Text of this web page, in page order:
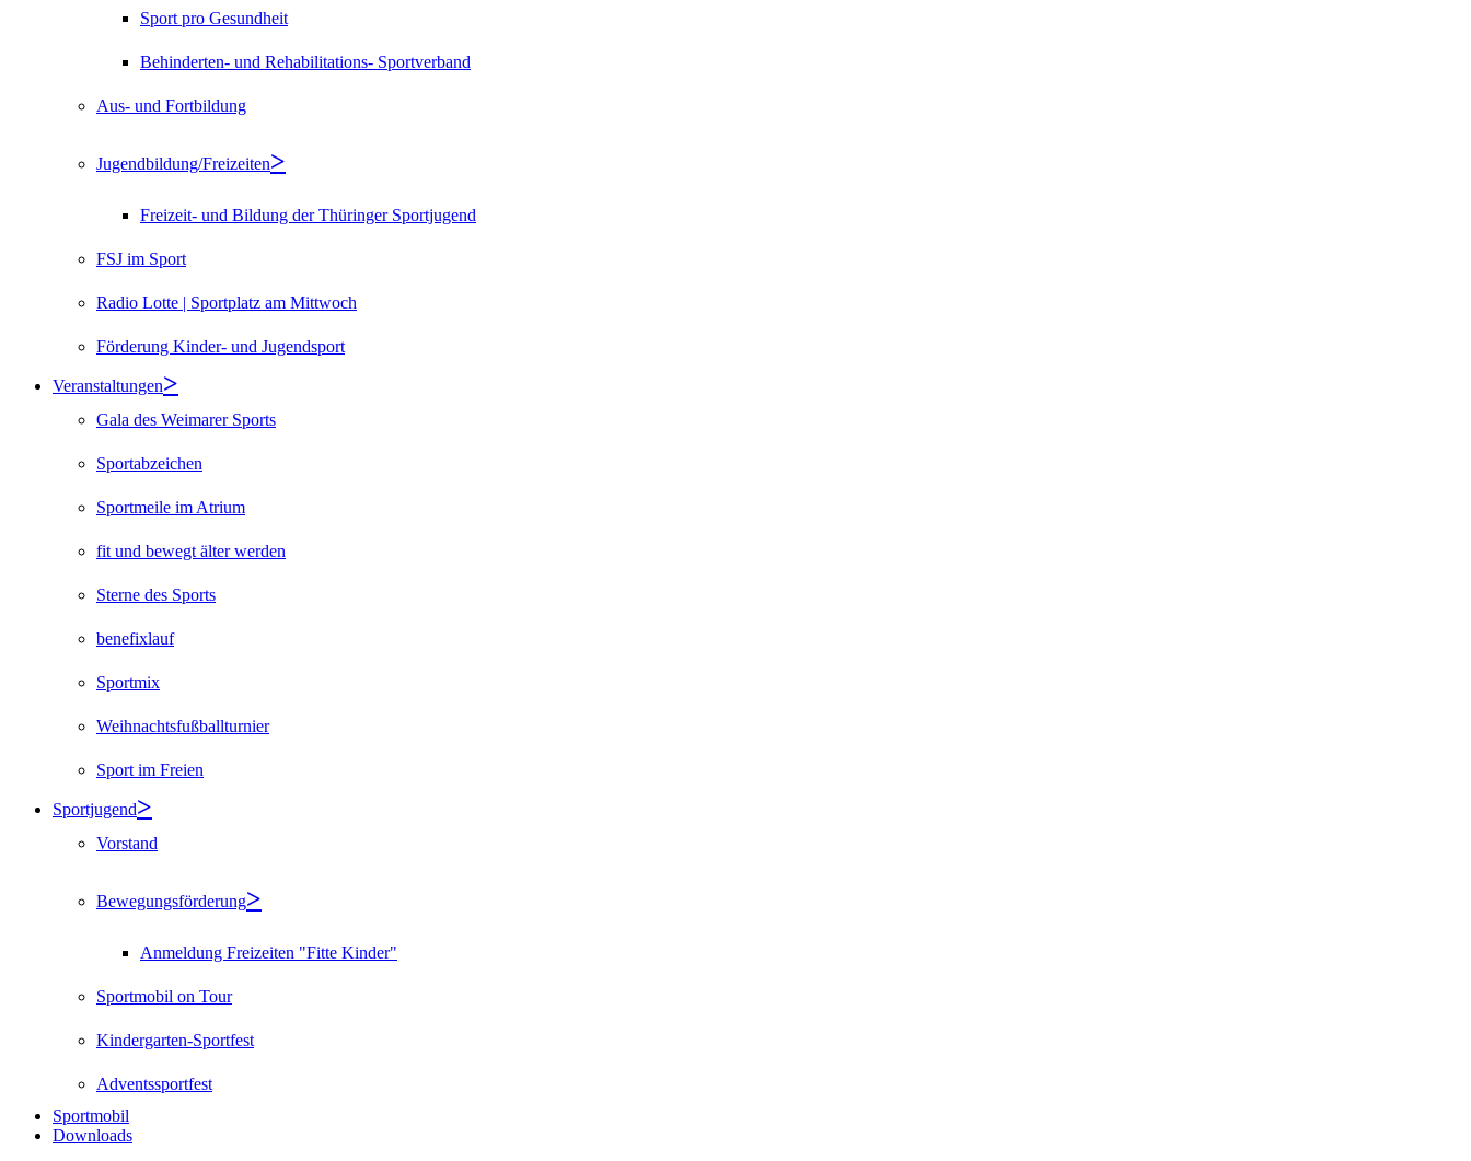
Sport pro Gesundheit
Behinderten- und Rehabilitations- Sportverband
Aus- und Fortbildung
Jugendbildung/Freizeiten
Freizeit- und Bildung der Thüringer Sportjugend
FSJ im Sport
Radio Lotte | Sportplatz am Mittwoch
Förderung Kinder- und Jugendsport
Veranstaltungen
Gala des Weimarer Sports
Sportabzeichen
Sportmeile im Atrium
fit und bewegt älter werden
Sterne des Sports
benefixlauf
Sportmix
Weihnachtsfußballturnier
Sport im Freien
Sportjugend
Vorstand
Bewegungsförderung
Anmeldung Freizeiten "Fitte Kinder"
Sportmobil on Tour
Kindergarten-Sportfest
Adventssportfest
Sportmobil
Downloads